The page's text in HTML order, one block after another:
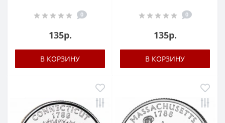
0
135р.
В КОРЗИНУ
0
135р.
В КОРЗИНУ